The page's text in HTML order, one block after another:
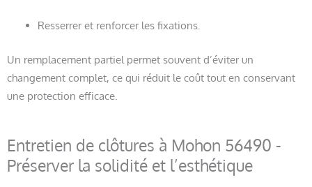
Resserrer et renforcer les fixations.
Un remplacement partiel permet souvent d’éviter un
changement complet, ce qui réduit le coût tout en conservant
une protection efficace.
Entretien de clôtures à Mohon 56490 -
Préserver la solidité et l’esthétique